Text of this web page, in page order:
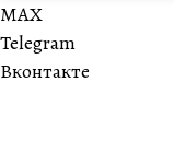
MAX
Telegram
Вконтакте